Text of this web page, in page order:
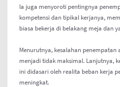
Ia juga menyoroti pentingnya
kompetensi dan tipikal kerjanya,
biasa bekerja di belakang meja dan
Menurutnya, kesalahan penempatan
menjadi tidak maksimal. Lanjutnya,
ini didasari oleh realita beban kerja
meningkat.